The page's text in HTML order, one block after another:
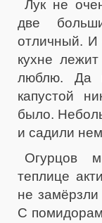
Лук не
две
отличный. И
кухне
люблю. Да
капустой
было.
и садили
Огурцов
теплице
не
С